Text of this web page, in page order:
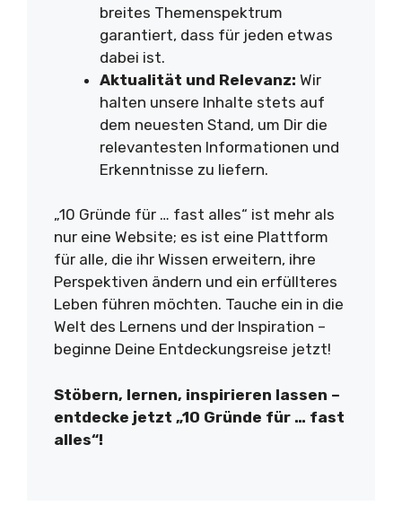
breites Themenspektrum
garantiert, dass für jeden etwas
dabei ist.
Aktualität und Relevanz: Wir
halten unsere Inhalte stets auf
dem neuesten Stand, um Dir die
relevantesten Informationen und
Erkenntnisse zu liefern.
„10 Gründe für … fast alles“ ist mehr als
nur eine Website; es ist eine Plattform
für alle, die ihr Wissen erweitern, ihre
Perspektiven ändern und ein erfüllteres
Leben führen möchten. Tauche ein in die
Welt des Lernens und der Inspiration –
beginne Deine Entdeckungsreise jetzt!
Stöbern, lernen, inspirieren lassen –
entdecke jetzt „10 Gründe für … fast
alles“!